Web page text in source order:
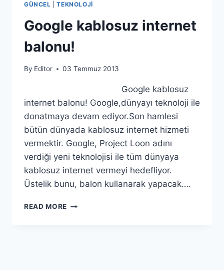
GÜNCEL |TEKNOLOJI
Google kablosuz internet
balonu!
By Editor 03 Temmuz 2013
Google kablosuz
internet balonu! Google,dünyayı teknoloji ile
donatmaya devam ediyor.Son hamlesi
bütün dünyada kablosuz internet hizmeti
vermektir. Google, Project Loon adını
verdiği yeni teknolojisi ile tüm dünyaya
kablosuz internet vermeyi hedefliyor.
Üstelik bunu, balon kullanarak yapacak….
READ MORE GOOGLE